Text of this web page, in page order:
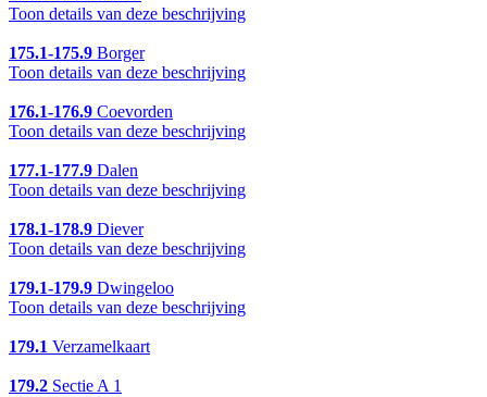
Toon details van deze beschrijving
175.1-175.9 Borger
Toon details van deze beschrijving
176.1-176.9 Coevorden
Toon details van deze beschrijving
177.1-177.9 Dalen
Toon details van deze beschrijving
178.1-178.9 Diever
Toon details van deze beschrijving
179.1-179.9 Dwingeloo
Toon details van deze beschrijving
179.1 Verzamelkaart
179.2 Sectie A 1